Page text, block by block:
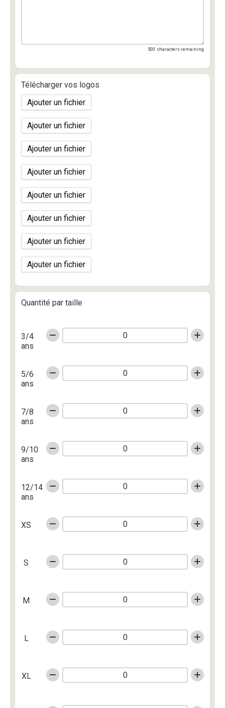
500 characters remaining
Télécharger vos logos
Ajouter un fichier
Ajouter un fichier
Ajouter un fichier
Ajouter un fichier
Ajouter un fichier
Ajouter un fichier
Ajouter un fichier
Ajouter un fichier
Quantité par taille
3/4
ans
5/6
ans
7/8
ans
9/10
ans
12/14
ans
XS
S
M
L
XL